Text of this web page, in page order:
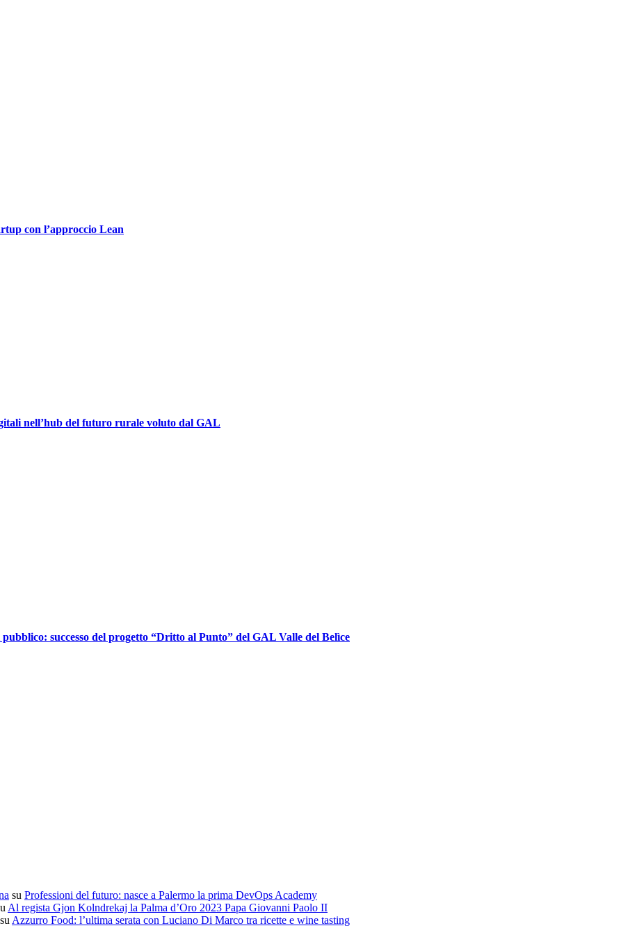
con l’approccio Lean
nell’hub del futuro rurale voluto dal GAL
successo del progetto “Dritto al Punto” del GAL Valle del Belìce
su Professioni del futuro: nasce a Palermo la prima DevOps Academy
Al regista Gjon Kolndrekaj la Palma d’Oro 2023 Papa Giovanni Paolo II
su Azzurro Food: l’ultima serata con Luciano Di Marco tra ricette e wine tasting